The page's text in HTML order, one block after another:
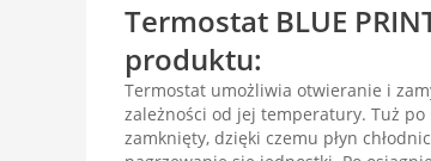
Termostat BLUE
produktu:
Termostat umożliwia otwieranie i
zależności od jej temperatury. Tuż
zamknięty, dzięki czemu płyn